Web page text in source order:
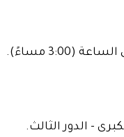
- الدور الثالث.